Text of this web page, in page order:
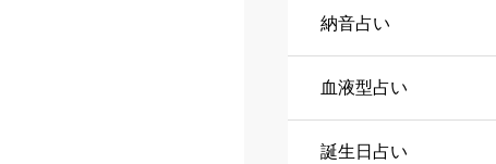
納音占い
血液型占い
誕生日占い